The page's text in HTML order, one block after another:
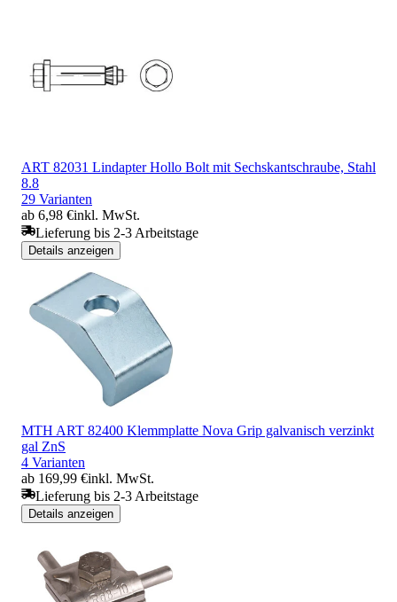
ART 82031 Lindapter Hollo Bolt mit Sechskantschraube, Stahl
8.8
29 Varianten
ab 6,98 €inkl. MwSt.
Lieferung bis 2-3 Arbeitstage
Details anzeigen
MTH ART 82400 Klemmplatte Nova Grip galvanisch verzinkt
gal ZnS
4 Varianten
ab 169,99 €inkl. MwSt.
Lieferung bis 2-3 Arbeitstage
Details anzeigen